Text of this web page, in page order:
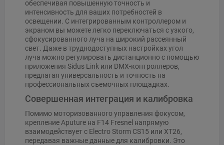
обеспечивая повышенную точность и
интенсивность для ваших потребностей в
освещении. С интегрированным контроллером и
экраном вы можете легко переключаться с узкого,
сфокусированного луча на широкий рассеянный
свет. Даже в труднодоступных настройках угол
луча можно регулировать дистанционно с помощью
приложения Sidus Link или DMX-контроллеров,
предлагая универсальность и точность на
профессиональных съемочных площадках.
Совершенная интеграция и калибровка
Помимо моторизованного управления фокусом,
крепление Aputure на F14 Fresnel напрямую
взаимодействует с Electro Storm CS15 или XT26,
передавая важные данные для калибровки. Это